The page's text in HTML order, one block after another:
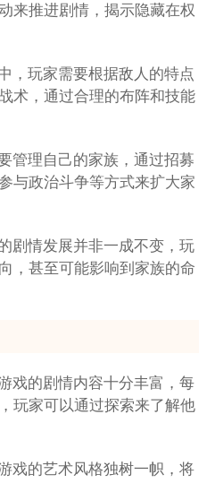
来推进剧情，揭示隐藏在权
，玩家需要根据敌人的特点
术，通过合理的布阵和技能
管理自己的家族，通过招募
与政治斗争等方式来扩大家
剧情发展并非一成不变，玩
，甚至可能影响到家族的命
戏的剧情内容十分丰富，每
玩家可以通过探索来了解他
戏的艺术风格独树一帜，将